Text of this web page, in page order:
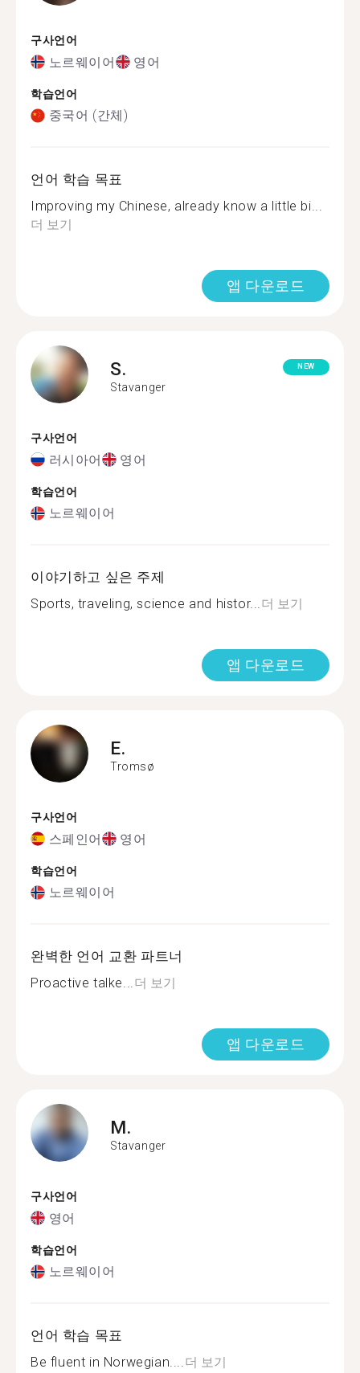
구사언어
노르웨이어 영어
학습언어
중국어 (간체)
언어 학습 목표
Improving my Chinese, already know a little bi...
더 보기
앱 다운로드
S.
Stavanger
NEW
구사언어
러시아어 영어
학습언어
노르웨이어
이야기하고 싶은 주제
Sports, traveling, science and histor...더 보기
앱 다운로드
E.
Tromsø
구사언어
스페인어 영어
학습언어
노르웨이어
완벽한 언어 교환 파트너
Proactive talke...더 보기
앱 다운로드
M.
Stavanger
구사언어
영어
학습언어
노르웨이어
언어 학습 목표
Be fluent in Norwegian....더 보기